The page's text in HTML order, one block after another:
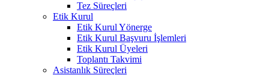
Tez Süreçleri
Etik Kurul
Etik Kurul Yönerge
Etik Kurul Başvuru İşlemleri
Etik Kurul Üyeleri
Toplantı Takvimi
Asistanlık Süreçleri